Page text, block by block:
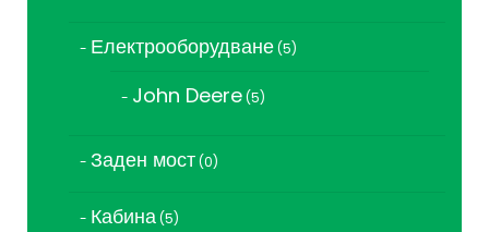
Електрооборудване 55
John Deere 55
Заден мост 00
Кабина 55